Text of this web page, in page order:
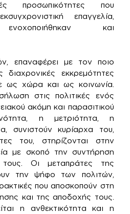
προσωπικότητες που
επαγγελία,
ενοχοποιήθηκαν και
επαναφέρει με τον ποιο
διαχρονικές εκκρεμότητες
ως χώρα και ως κοινωνία.
στις πολιτικές ενός
ακόμη και παρασιτικού
η μετριότητα, η
συνιστούν κυρίαρχα του,
του, στηρίζονται στην
με σκοπό την συντήρηση
Οι μεταπράτες της
την ψήφο των πολιτών,
που αποσκοπούν στη
και της αποδοχής τους.
η ανθεκτικότητα και η